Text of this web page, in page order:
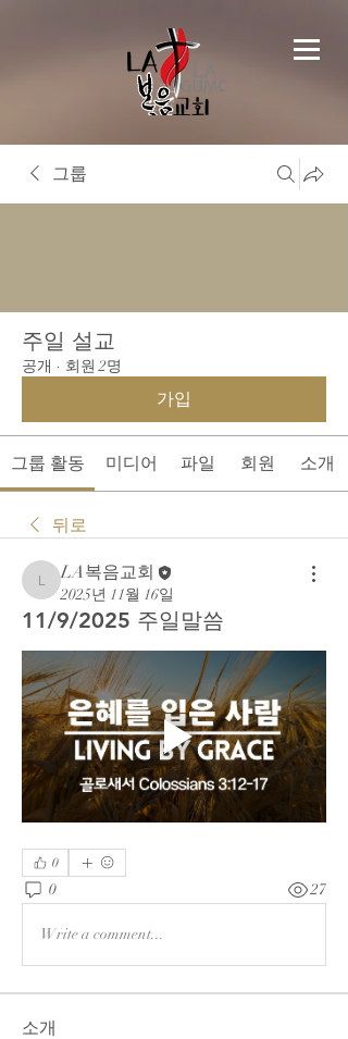
그룹
주일 설교
공개 · 회원 2명
가입
그룹 활동 미디어 파일 회원 소개
뒤로
LA복음교회
LA복음교회
2025년 11월 16일
11/9/2025 주일말씀
0
0 27
Write a comment...
소개